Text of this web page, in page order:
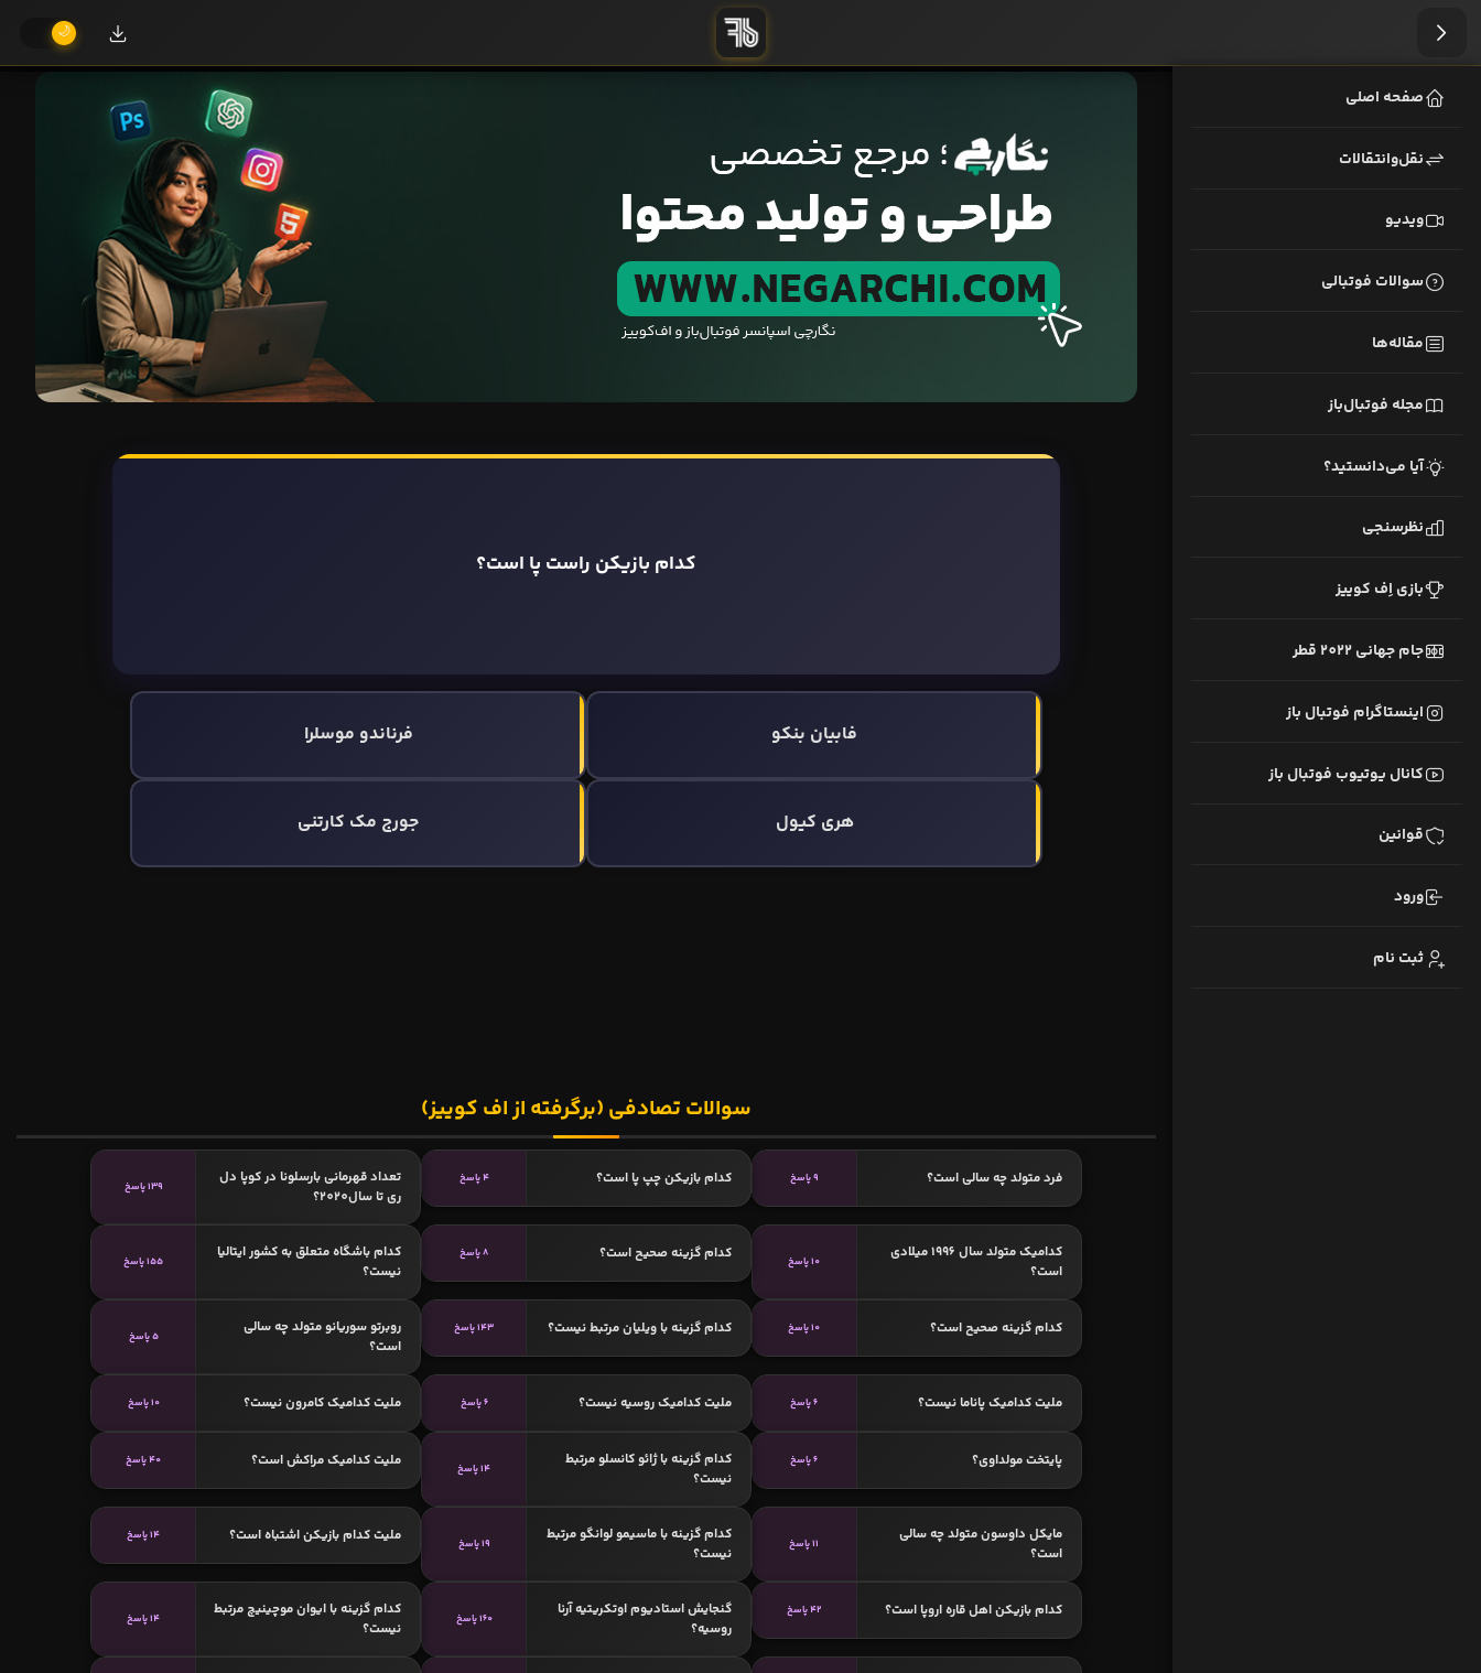
صفحه اصلی
نقل‌وانتقالات
ویدیو
سوالات فوتبالی
مقاله‌ها
مجله فوتبال‌باز
آیا می‌دانستید؟
نظرسنجی
بازی اِف کوییز
جام جهانی 2022 قطر
اینستاگرام فوتبال باز
کانال یوتیوب فوتبال باز
قوانین
ورود
ثبت نام
کدام بازیکن راست پا است؟
فابیان بنکو فرناندو موسلرا
هری کیول جورج مک کارتنی
سوالات تصادفی (برگرفته از اف کوییز)
فرد متولد چه سالی است؟ 9 پاسخ کدام بازیکن چپ پا است؟ 4 پاسخ
تعداد قهرمانی بارسلونا در کوپا دل
ری تا سال2020؟
139 پاسخ
کدامیک متولد سال 1996 میلادی
است؟
10 پاسخ کدام گزینه صحیح است؟ 8 پاسخ
کدام باشگاه متعلق به کشور ایتالیا
نیست؟
155 پاسخ
کدام گزینه صحیح است؟ 10 پاسخ کدام گزینه با ویلیان مرتبط نیست؟ 143 پاسخ
روبرتو سوریانو متولد چه سالی
است؟
5 پاسخ
ملیت کدامیک پاناما نیست؟ 6 پاسخ ملیت کدامیک روسیه نیست؟ 6 پاسخ ملیت کدامیک کامرون نیست؟ 10 پاسخ
پایتخت مولداوی؟ 6 پاسخ
کدام گزینه با ژائو کانسلو مرتبط
نیست؟
14 پاسخ ملیت کدامیک مراکش است؟ 40 پاسخ
مایکل داوسون متولد چه سالی
است؟
11 پاسخ
کدام گزینه با ماسیمو لوانگو مرتبط
نیست؟
19 پاسخ ملیت کدام بازیکن اشتباه است؟ 14 پاسخ
کدام بازیکن اهل قاره اروپا است؟ 42 پاسخ
گنجایش استادیوم اوتکریتیه آرنا
روسیه؟
160 پاسخ
کدام گزینه با ایوان موچینیچ مرتبط
نیست؟
14 پاسخ